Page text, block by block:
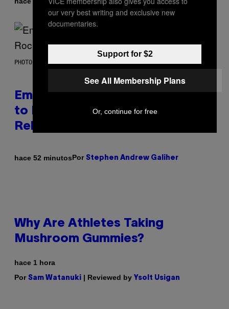
Denny Connolly
PHOTO BY AARON J. THORNTON/GETTY IMAGES
Eminem Put Up His Own Money
to Help a Hip-Hop Legend Go to
Rehab
hace 52 minutosPor Stephen Andrew Galiher
Why Are Athletes Taking
Mushroom Gummies?
hace 1 hora
Por Sam Watanuki | Reviewed by Ysolt Usigan
our very best writing and exclusive new
documentaries.
Support for $2
See All Membership Plans
Or, continue for free